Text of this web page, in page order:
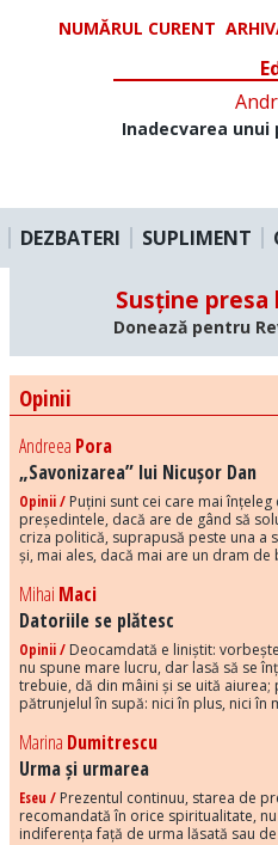
NUMĂRUL CURENT
Inadecvarea unui
DEZBATERI SUPLIMENT
Susține presa
Donează pentru
Opinii
Andreea Pora
„Savonizarea” lui Nicușor Dan
Opinii / Puțini sunt cei care mai înțeleg
președintele, dacă are de gând să
criza politică, suprapusă peste una a
și, mai ales, dacă mai are un dram de
Mihai Maci
Datoriile se plătesc
Opinii / Deocamdată e liniștit:
nu spune mare lucru, dar lasă să se
trebuie, dă din mâini și se uită aiurea;
pătrunjelul în supă: nici în plus, nici în
Marina Dumitrescu
Urma și urmarea
Eseu / Prezentul continuu, starea de
recomandată în orice spiritualitate,
indiferența față de urma lăsată sau